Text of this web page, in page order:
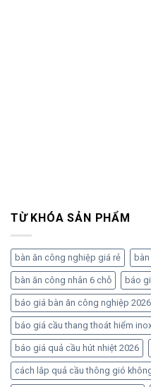
TỪ KHÓA SẢN PHẨM
bàn ăn công nghiệp giá rẻ
bàn ăn công nhân 6 chỗ báo
báo giá bàn ăn công nghiệp 2026
báo giá cầu thang thoát hiểm
báo giá quả cầu hút nhiệt 2026
cách lắp quả cầu thông gió